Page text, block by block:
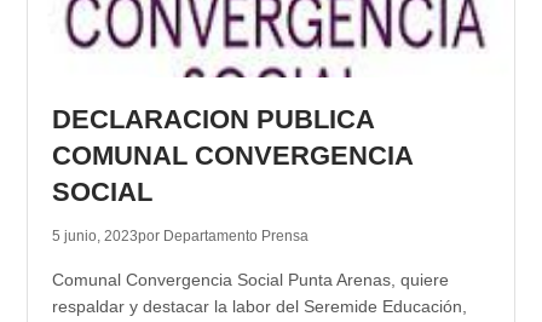
DECLARACION PUBLICA
COMUNAL CONVERGENCIA
SOCIAL
5 junio, 2023por Departamento Prensa
Comunal Convergencia Social Punta Arenas, quiere
respaldar y destacar la labor del Seremide Educación,